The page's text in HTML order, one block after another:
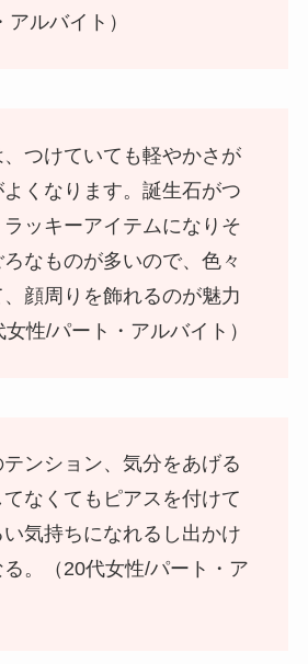
ルバイト）
つけていても軽やかさが
くなります。誕生石がつ
ッキーアイテムになりそ
なものが多いので、色々
顔周りを飾れるのが魅力
性/パート・アルバイト）
ンション、気分をあげる
なくてもピアスを付けて
気持ちになれるし出かけ
。（20代女性/パート・ア